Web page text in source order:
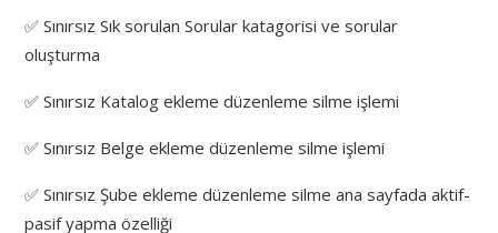
✅ Sınırsız Sık sorulan Sorular katagorisi ve sorular
oluşturma
✅ Sınırsız Katalog ekleme düzenleme silme işlemi
✅ Sınırsız Belge ekleme düzenleme silme işlemi
✅ Sınırsız Şube ekleme düzenleme silme ana sayfada aktif-
pasif yapma özelliği